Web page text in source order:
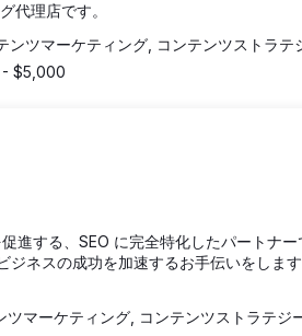
代理店です。
ンツマーケティング, コンテンツストラテ
$5,000
進する、SEO に完全特化したパートナ
ネスの成功を加速するお手伝いをしま
ツマーケティング, コンテンツストラテジ